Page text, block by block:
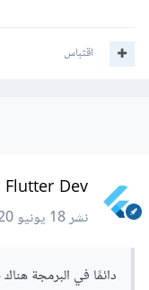
اقتباس
Flutter Dev
نشر18 يونيو 2020
دائمًا في البرمجة